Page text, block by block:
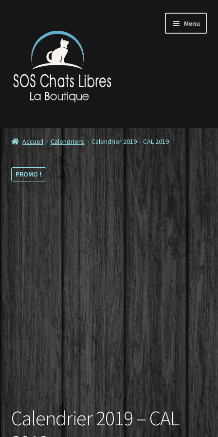
navigation
contenu
Menu
Accueil
Contactez-nous
Commande
Conditions générales de vente – Cnil – Loi informatique et
libertés – Règlement général sur la protection des
données
Mon compte
Nouveaux Produits
Accueil Calendriers Calendrier 2019 – CAL 2019
PROMO !
Calendrier 2019 – CAL